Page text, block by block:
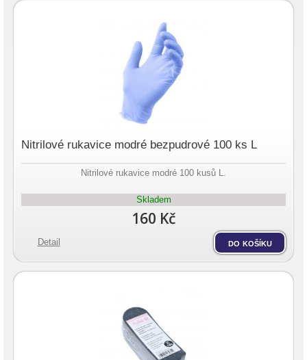
Nitrilové rukavice modré bezpudrové 100 ks L
Nitrilové rukavice modré 100 kusů L.
Skladem
160 Kč
Detail do košíku